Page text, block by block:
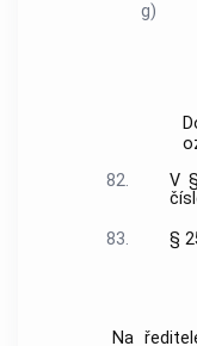
g)
82.
V
83.
§
Na